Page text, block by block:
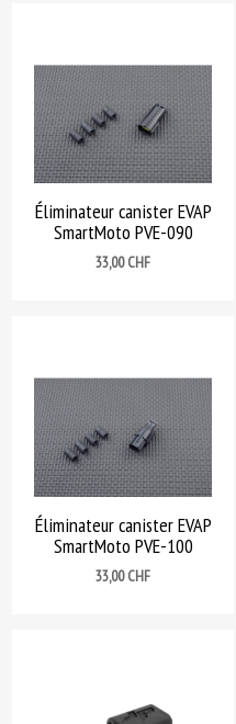
Éliminateur canister EVAP
SmartMoto PVE-090
Prix
33,00 CHF
Éliminateur canister EVAP
SmartMoto PVE-100
Prix
33,00 CHF